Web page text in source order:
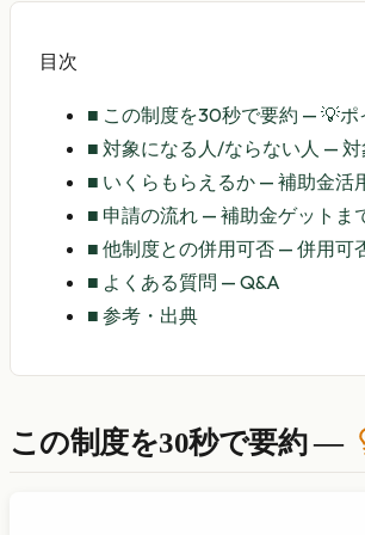
目次
■ この制度を30秒で要約 — 💡ポ
■ 対象になる人/ならない人 —
■ いくらもらえるか — 補助金活
■ 申請の流れ — 補助金ゲットま
■ 他制度との併用可否 — 併用可
■ よくある質問 — Q&A
■ 参考・出典
この制度を30秒で要約 —